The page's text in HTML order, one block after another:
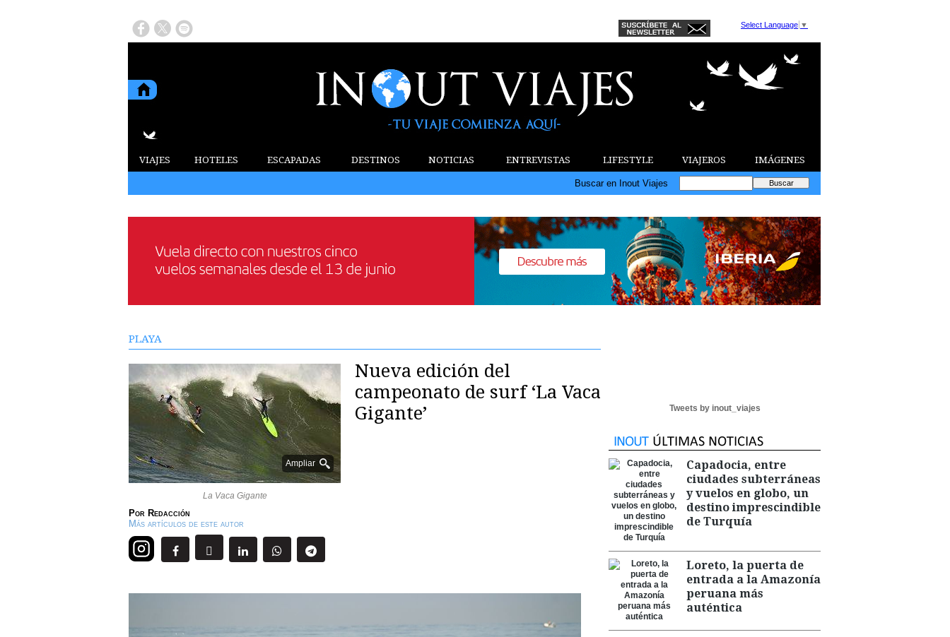
Select Language ▼
VIAJES HOTELES ESCAPADAS DESTINOS NOTICIAS ENTREVISTAS LIFESTYLE VIAJEROS IMÁGENES
Buscar en Inout Viajes
PLAYA
Ampliar
La Vaca Gigante
Nueva edición del
campeonato de surf ‘La Vaca
Gigante’
Por Redacción
Más artículos de este autor
Tweets by inout_viajes
Capadocia, entre
ciudades subterráneas
y vuelos en globo, un
destino imprescindible
de Turquía
Loreto, la puerta de
entrada a la Amazonía
peruana más
auténtica